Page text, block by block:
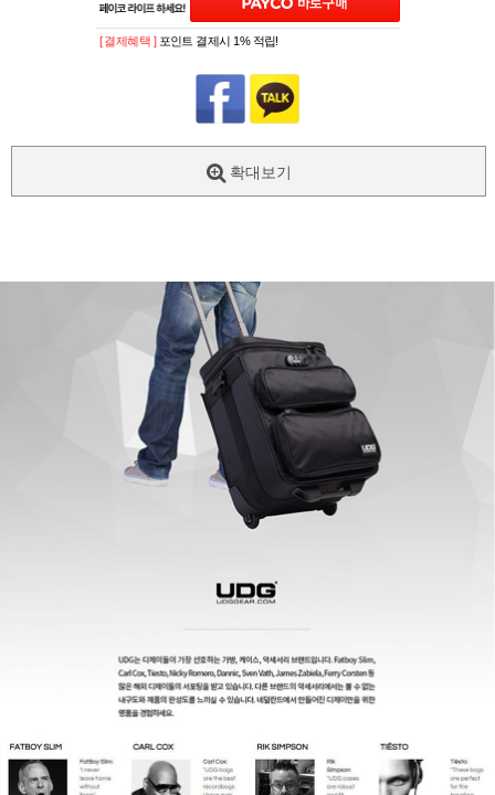
[ 결제혜택 ] 포인트 결제시 1% 적립!
확대보기